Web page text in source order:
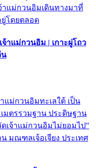
าแม่กวนอิมเดินทางมาที่
ยู่โดยตลอด
าแม่กวนอิม | เกาะผู่โถว
น
ม่กวนอิมทะเลใต้ เป็น
มตรรวมฐาน ประดิษฐาน
เจ้าแม่กวนอิมไม่ยอมไป”
มณฑลเจ้อเจียง ประเทศ